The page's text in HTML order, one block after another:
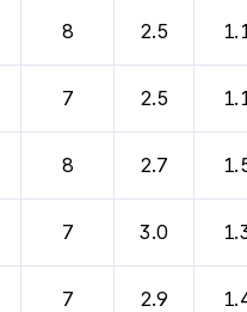
8 2.5
7 2.5
8 2.7
7 3.0
7 2.9